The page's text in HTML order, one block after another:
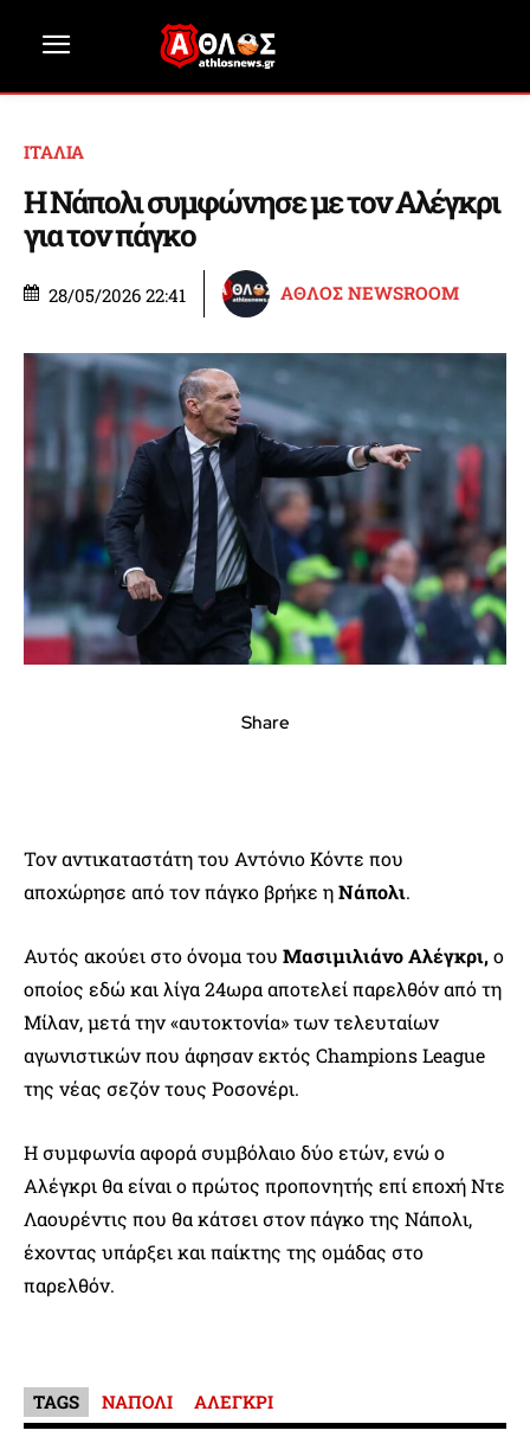
ΙΤΑΛΙΑ
Η Νάπολι συμφώνησε με τον Αλέγκρι
για τον πάγκο
28/05/2026 22:41 ΑΘΛΟΣ NEWSROOM
Share
Τον αντικαταστάτη του Αντόνιο Κόντε που
αποχώρησε από τον πάγκο βρήκε ηΝάπολι.
Αυτός ακούει στο όνομα του Μασιμιλιάνο Αλέγκρι,ο
οποίος εδώ και λίγα 24ωρα αποτελεί παρελθόν από τη
Μίλαν, μετά την «αυτοκτονία» των τελευταίων
αγωνιστικών που άφησαν εκτός Champions League
της νέας σεζόν τους Ροσονέρι.
Η συμφωνία αφορά συμβόλαιο δύο ετών, ενώ ο
Αλέγκρι θα είναι ο πρώτος προπονητής επί εποχή Ντε
Λαουρέντις που θα κάτσει στον πάγκο της Νάπολι,
έχοντας υπάρξει και παίκτης της ομάδας στο
παρελθόν.
TAGS ΝΑΠΟΛΙ ΑΛΕΓΚΡΙ